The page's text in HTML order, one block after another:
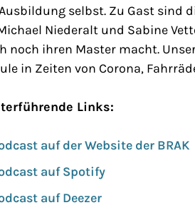
selbst. Zu Gast sind
Niederalt und Sabine
noch ihren Master macht.
in Zeiten von Corona,
Links:
auf der Website der BRAK
auf Spotify
auf Deezer